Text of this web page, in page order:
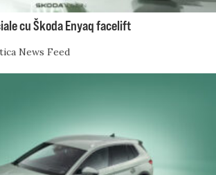
cu Škoda Enyaq facelift
News Feed